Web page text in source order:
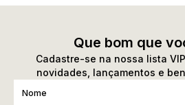
Que bom que
Cadastre-se na nossa lista
novidades, lançamentos e